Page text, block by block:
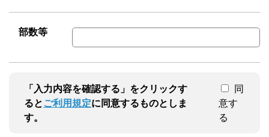
部数等
「入力内容を確認する」をクリックす
るとご利用規定に同意するものとしま
す。
同
意す
る